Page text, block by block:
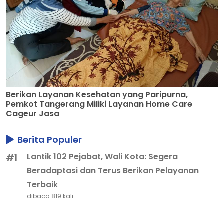
Berikan Layanan Kesehatan yang Paripurna,
Pemkot Tangerang Miliki Layanan Home Care
Cageur Jasa
Berita Populer
#1
Lantik 102 Pejabat, Wali Kota: Segera
Beradaptasi dan Terus Berikan Pelayanan
Terbaik
dibaca 819 kali